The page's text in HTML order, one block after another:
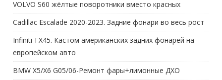
VOLVO S60 жёлтые поворотники вместо красных
Cadillac Escalade 2020-2023. Задние фонари во весь рост
Infiniti-FX45. Кастом американских задних фонарей на
европейском авто
BMW X5/X6 G05/06-Ремонт фары+лимонные ДХО